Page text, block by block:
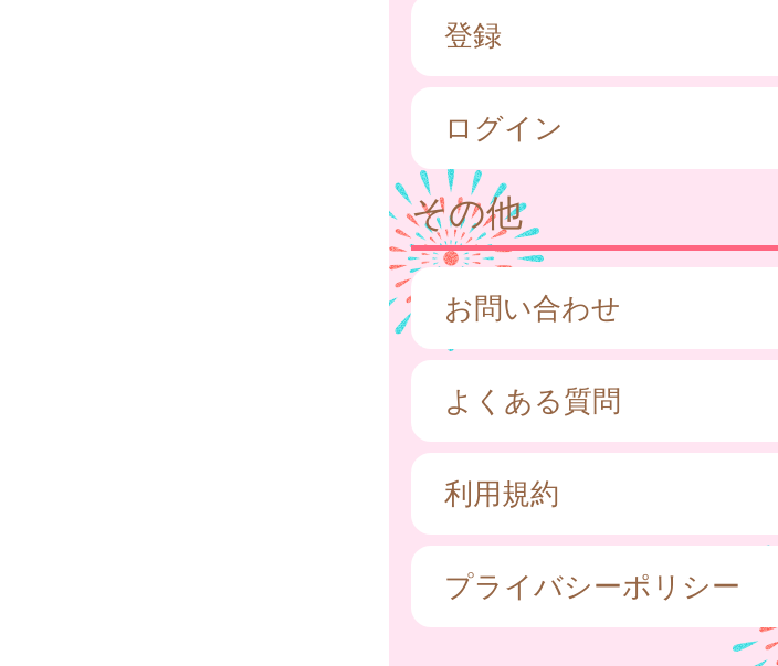
登録
ログイン
その他
お問い合わせ
よくある質問
利用規約
プライバシーポリシー